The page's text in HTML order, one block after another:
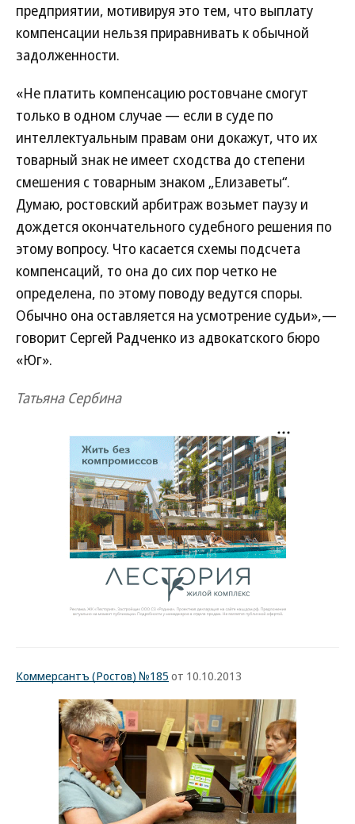
предприятии, мотивируя это тем, что выплату
компенсации нельзя приравнивать к обычной
задолженности.
«Не платить компенсацию ростовчане смогут
только в одном случае — если в суде по
интеллектуальным правам они докажут, что их
товарный знак не имеет сходства до степени
смешения с товарным знаком „Елизаветы“.
Думаю, ростовский арбитраж возьмет паузу и
дождется окончательного судебного решения по
этому вопросу. Что касается схемы подсчета
компенсаций, то она до сих пор четко не
определена, по этому поводу ведутся споры.
Обычно она оставляется на усмотрение судьи»,—
говорит Сергей Радченко из адвокатского бюро
«Юг».
Татьяна Сербина
Коммерсантъ (Ростов) №185 от 10.10.2013